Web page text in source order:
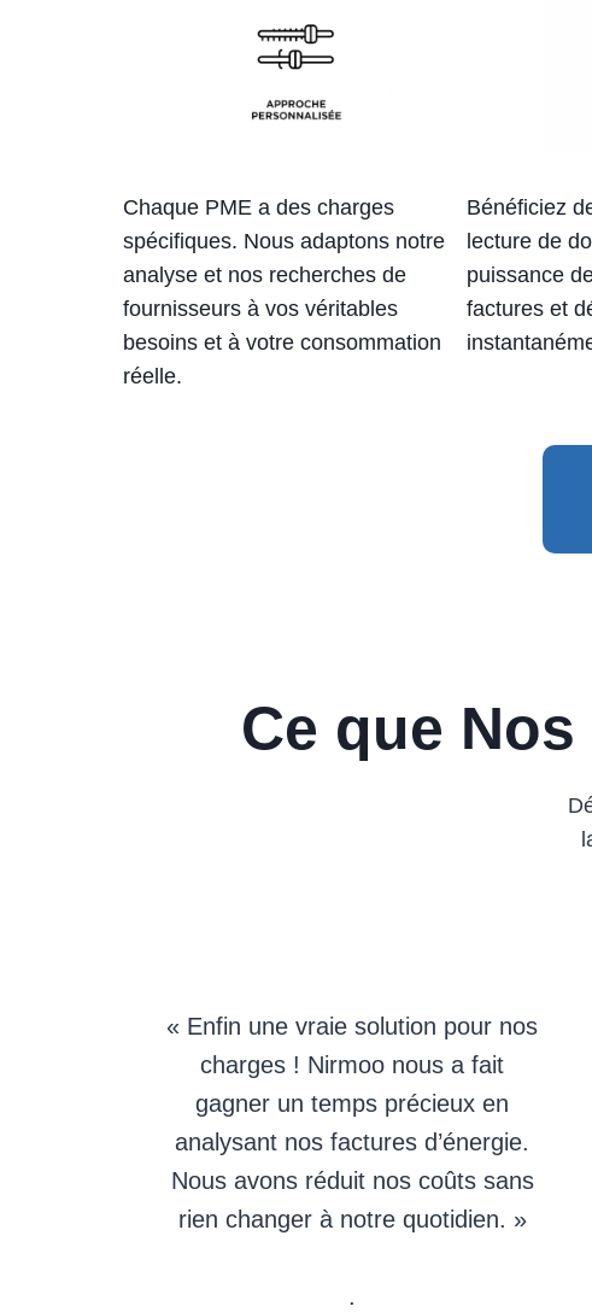
Chaque PME a des charges
spécifiques. Nous adaptons notre
analyse et nos recherches de
fournisseurs à vos véritables
besoins et à votre consommation
réelle.
Bénéficiez
lecture de
puissance
factures et
Ce que
« Enfin une vraie solution pour nos
charges ! Nirmoo nous a fait
gagner un temps précieux en
analysant nos factures d’énergie.
Nous avons réduit nos coûts sans
rien changer à notre quotidien. »
.